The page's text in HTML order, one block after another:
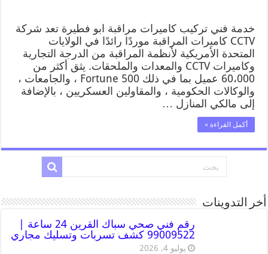
خدمة فني تركيب كاميرات مراقبة ابو فطيرة تعد شركة
CCTV كاميرات المراقبة موردًا رائدًا في الولايات
المتحدة الأمريكية لأنظمة المراقبة من الدرجة التجارية
وكاميرات CCTV والمعدات والملحقات. يثق أكثر من
60،000 عميل بما في ذلك Fortune 500 ، والجامعات ،
والوكالات الحكومية ، والمقاولين العسكريين ، بالإضافة
إلى مالكي المنازل …
أكمل القراءة »
أخر التدوينات
رقم فني صحي سباك القرين 24 ساعة |
99009522 كشف تسربات وتسليك مجاري
يوليو 4, 2026